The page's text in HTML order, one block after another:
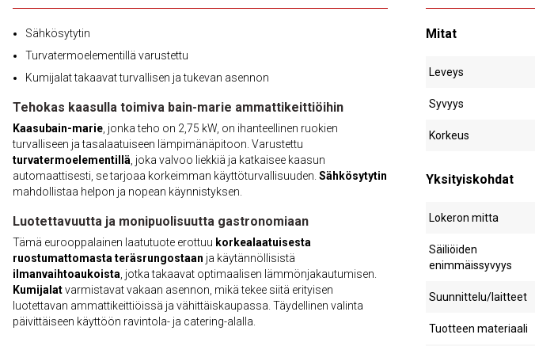
Sähkösytytin
Turvatermoelementillä varustettu
Kumijalat takaavat turvallisen ja tukevan asennon
Tehokas kaasulla toimiva bain-marie ammattikeittiöihin
Kaasubain-marie , jonka teho on 2,75 kW, on ihanteellinen ruokien
turvalliseen ja tasalaatuiseen lämpimänäpitoon. Varustettu
turvatermoelementillä , joka valvoo liekkiä ja katkaisee kaasun
automaattisesti, se tarjoaa korkeimman käyttöturvallisuuden. Sähkösytytin
mahdollistaa helpon ja nopean käynnistyksen.
Luotettavuutta ja monipuolisuutta gastronomiaan
Tämä eurooppalainen laatutuote erottuu korkealaatuisesta
ruostumattomasta teräsrungostaan ja käytännöllisistä
ilmanvaihtoaukoista , jotka takaavat optimaalisen lämmönjakautumisen.
Kumijalatvarmistavat vakaan asennon, mikä tekee siitä erityisen
luotettavan ammattikeittiöissä ja vähittäiskaupassa. Täydellinen valinta
päivittäiseen käyttöön ravintola- ja catering-alalla.
Mitat
Leveys
Syvyys
Korkeus
Yksityiskohdat
Lokeron mitta
Säiliöiden
enimmäissyvyys
Suunnittelu/laitteet
Tuotteen materiaali